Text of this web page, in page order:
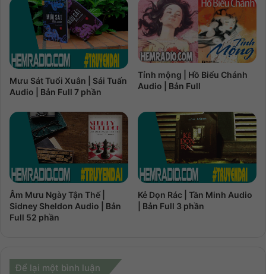
Mưu Sát Tuổi Xuân | Sái Tuấn
Audio | Bản Full 7 phần
Tỉnh mộng | Hồ Biểu Chánh
Audio | Bản Full
Âm Mưu Ngày Tận Thế |
Sidney Sheldon Audio | Bản
Full 52 phần
Kẻ Dọn Rác | Tần Minh Audio
| Bản Full 3 phần
Để lại một bình luận